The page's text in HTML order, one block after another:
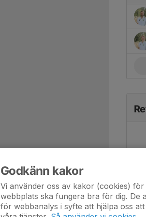
Godkänn kakor
Vi använder oss av kakor (cookies)
webbplats ska fungera bra för dig. De
för webbanalys i syfte att hjälpa oss